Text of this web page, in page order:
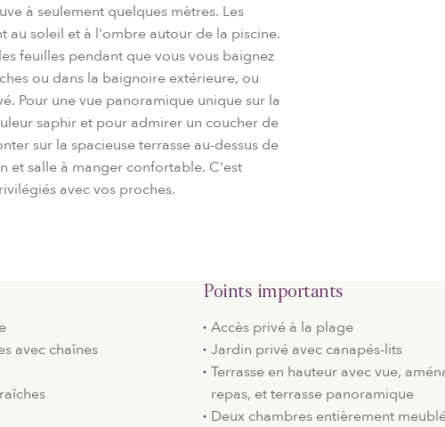
à seulement quelques mètres. Les
au soleil et à l'ombre autour de la piscine.
feuilles pendant que vous vous baignez
ou dans la baignoire extérieure, ou
Pour une vue panoramique unique sur la
saphir et pour admirer un coucher de
sur la spacieuse terrasse au-dessus de
et salle à manger confortable. C'est
avec vos proches.
avec chaînes
Points importants
Accès privé à la plage
Jardin privé avec canapés-lits
Terrasse en hauteur avec vue,
repas, et terrasse panoramique
Deux chambres entièrement